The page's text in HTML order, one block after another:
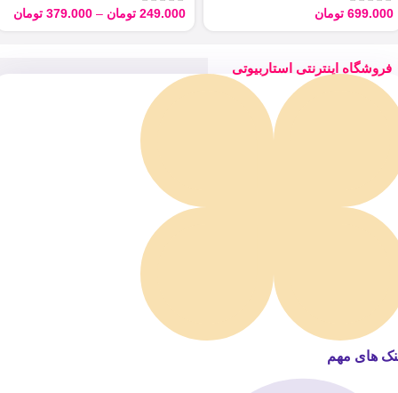
699.000 تومان 249.000 تومان –
379.000 تومان
فروشگاه اینترنتی استاربیوتی
های مهم